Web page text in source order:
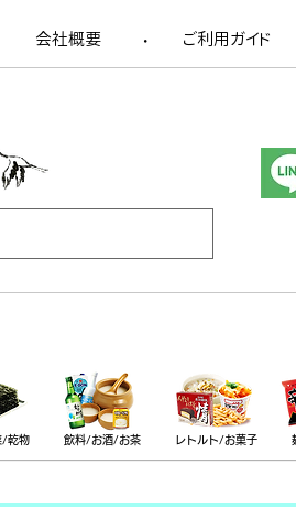
会社概要 ​ご利用ガイド
​・
/乾物 飲料/お酒/お茶 レトルト/お菓子